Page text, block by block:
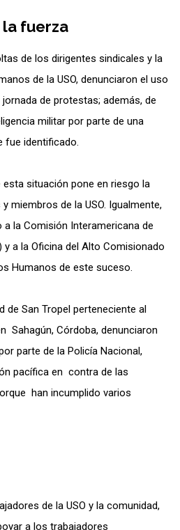
la fuerza
de los dirigentes sindicales y la
de la USO, denunciaron el uso
de protestas; además, de
militar por parte de una
fue identificado.
situación pone en riesgo la
miembros de la USO. Igualmente,
la Comisión Interamericana de
y a la Oficina del Alto Comisionado
Humanos de este suceso.
de San Tropel perteneciente al
Sahagún, Córdoba, denunciaron
parte de la Policía Nacional,
pacífica en contra de las
han incumplido varios
de la USO y la comunidad,
a los trabajadores